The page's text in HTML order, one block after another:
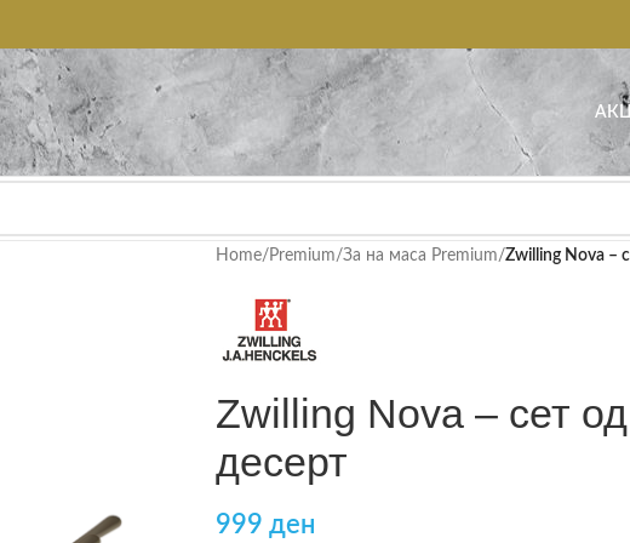
Home/ Premium/За на маса Premium/Zwilling Nova –
Zwilling Nova – сет
десерт
999 ден